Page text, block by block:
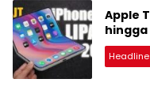
Apple
hingga
Headline